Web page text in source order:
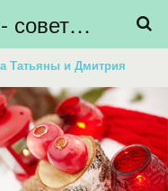
Свадебный блог - советы невестам, подготовка к свадьбе - HiBride
Татьяны и Дмитрия